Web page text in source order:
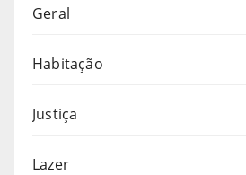
Geral
Habitação
Justiça
Lazer